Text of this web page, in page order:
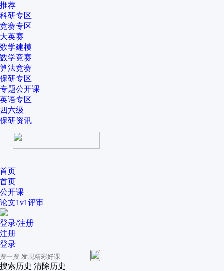
推荐
科研专区
竞赛专区
大英赛
数学建模
数学竞赛
算法竞赛
保研专区
专题公开课
英语专区
四六级
保研资讯
首页
首页
公开课
论文1v1评审
登录/注册
注册
登录
搜索历史 清除历史